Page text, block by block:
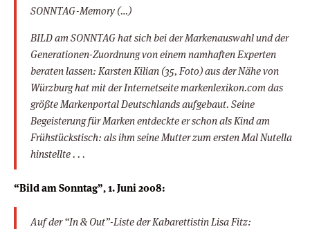
SONNTAG-Memory (…)
BILD am SONNTAG hat sich bei der Markenauswahl und der
Generationen-Zuordnung von einem namhaften Experten
beraten lassen: Karsten Kilian (35, Foto) aus der Nähe von
Würzburg hat mit der Internetseite markenlexikon.com das
größte Markenportal Deutschlands aufgebaut. Seine
Begeisterung für Marken entdeckte er schon als Kind am
Frühstückstisch: als ihm seine Mutter zum ersten Mal Nutella
hinstellte . . .
“Bild am Sonntag”, 1. Juni 2008:
Auf der “In & Out”-Liste der Kabarettistin Lisa Fitz: